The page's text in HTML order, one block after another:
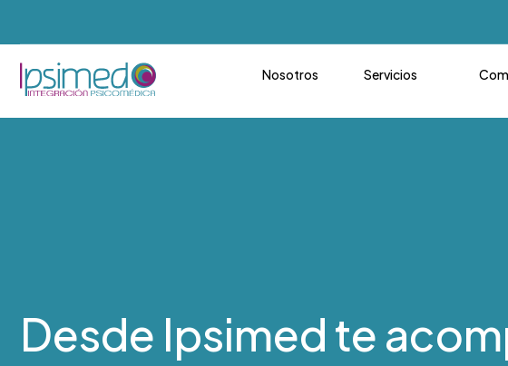
Nosotros Servicios
Desde Ipsimed te